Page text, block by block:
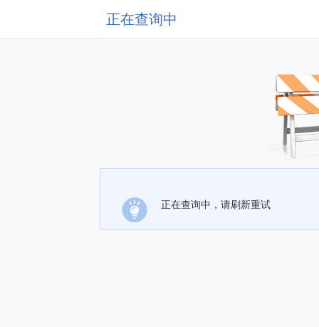
正在查询中
正在查询中，请刷新重试